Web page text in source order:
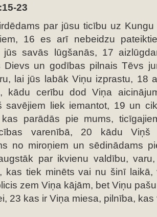
23
par jūsu ticību uz
16 es arī nebeidzu
jūs savās lūgšanās, 17
Dievs un godības pilnais Tēvs
lai jūs labāk Viņu izprastu, 18
kādu cerību dod Viņa
savējiem liek iemantot, 19 un
parādās pie mums,
varenībā, 20 kādu Viņš
no miroņiem un sēdinādams
par ikvienu valdību,
kas tiek minēts vai nu šinī
zem Viņa kājām, bet Viņu
23 kas ir Viņa miesa, pilnība,